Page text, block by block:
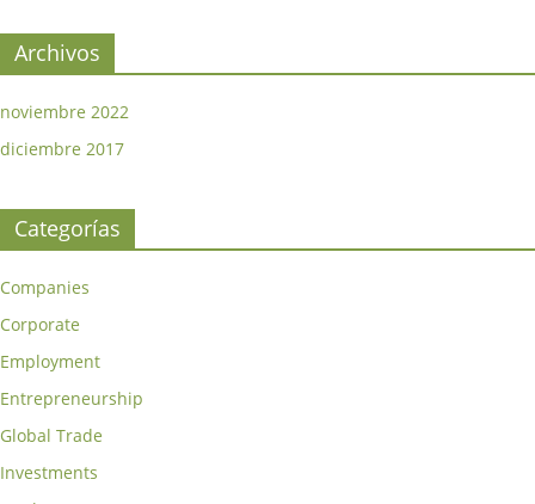
Archivos
noviembre 2022
diciembre 2017
Categorías
Companies
Corporate
Employment
Entrepreneurship
Global Trade
Investments